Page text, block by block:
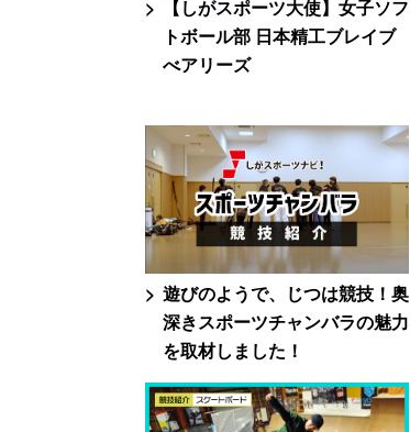
【しがスポーツ大使】女子ソフ
トボール部 日本精工ブレイブ
べアリーズ
遊びのようで、じつは競技！奥
深きスポーツチャンバラの魅力
を取材しました！